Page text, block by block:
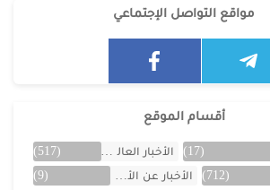
مواقع التواصل الإجتماعي
أقسام الموقع
(17) الأخبار العالمية
(517)
(712) الأخبار عن الأردن
(9)